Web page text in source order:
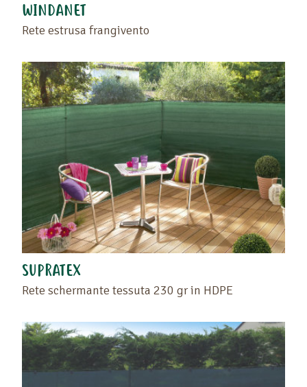
WINDANET
Rete estrusa frangivento
SUPRATEX
Rete schermante tessuta 230 gr in HDPE